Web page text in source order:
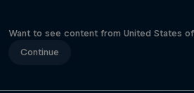
Want to see content from United States
Continue